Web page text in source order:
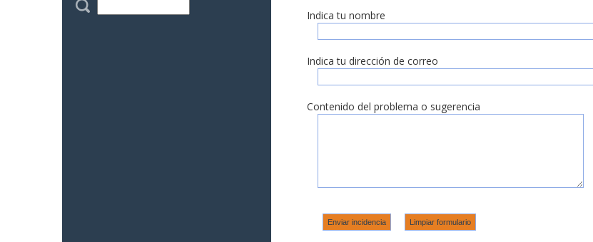
Indica tu nombre
Indica tu dirección de correo
Contenido del problema o sugerencia